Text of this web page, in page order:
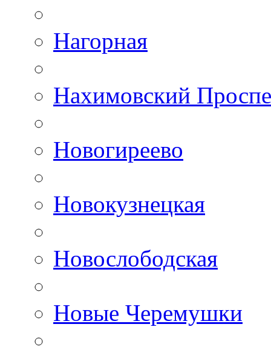
Нагорная
Нахимовский
Новогиреево
Новокузнецкая
Новослободская
Новые Черемушки